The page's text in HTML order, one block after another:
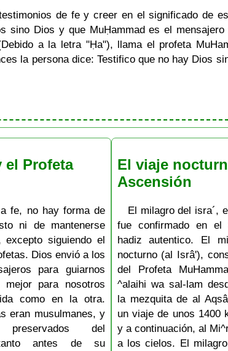
de fe y creer en el significado de
sino Dios y que MuḤammad es el
a la letra "Ḥa"), llama el profeta
la persona dice: Testifico que no hay Dios
el Profeta
fe, no hay forma de
ni de mantenerse
siguiendo el
Dios envió a los
para guiarnos
para nosotros
como en la otra.
eran musulmanes, y
del
tanto antes de su
El viaje
Ascensión
El milagro del isra´,
fue confirmado en
hadiz autentico. El
nocturno (al Isrâ'),
del Profeta
^alaihi wa sal-lam
la mezquita de al
un viaje de unos 1400
y a continuación, al
a los cielos. El